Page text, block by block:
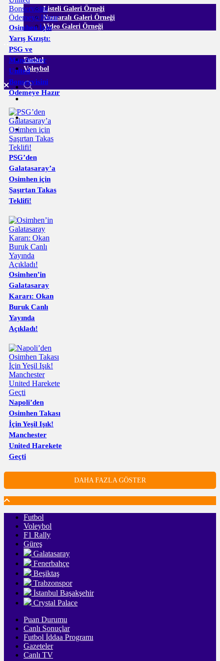
Listeli Galeri Örneği
Numaralı Galeri Örneği
Video Galeri Örneği
Futbol
Voleybol
Osimhen İçin
Yarış Kızıştı:
PSG ve
Manchester
United
Bonservisini
Ödemeye Hazır
PSG’den
Galatasaray’a
Osimhen için
Şaşırtan Takas
Teklifi!
Osimhen’in
Galatasaray
Kararı: Okan
Buruk Canlı
Yayında
Açıkladı!
Napoli’den
Osimhen Takası
İçin Yeşil Işık!
Manchester
United Harekete
Geçti
DAHA FAZLA GÖSTER
Futbol
Voleybol
F1 Rally
Güreş
Galatasaray
Fenerbahçe
Beşiktaş
Trabzonspor
İstanbul Başakşehir
Crystal Palace
Puan Durumu
Canlı Sonuçlar
Futbol İddaa Programı
Gazeteler
Canlı TV